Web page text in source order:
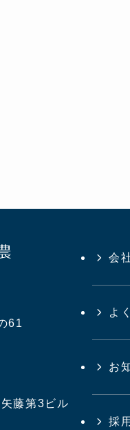
61
矢藤第3ビル
会
よ
お
採